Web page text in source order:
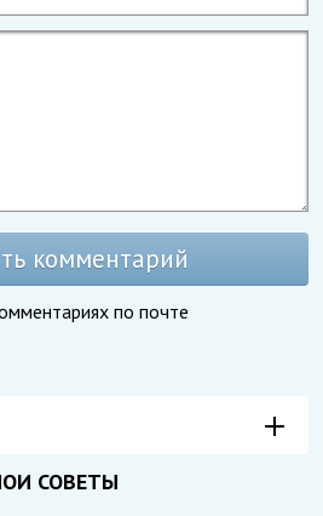
комментарий
по почте
СОВЕТЫ